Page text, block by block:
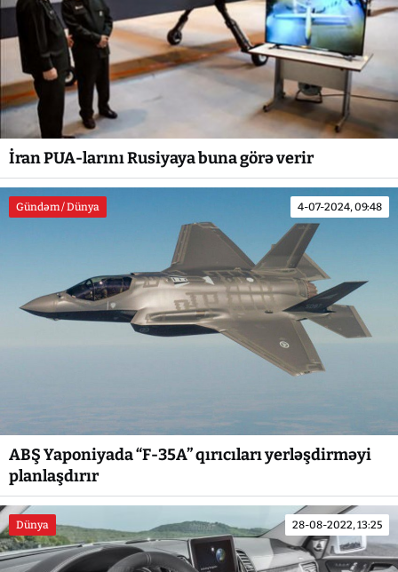
İran PUA-larını Rusiyaya buna görə verir
Gündəm / Dünya 4-07-2024, 09:48
ABŞ Yaponiyada “F-35A” qırıcıları yerləşdirməyi
planlaşdırır
Dünya 28-08-2022, 13:25